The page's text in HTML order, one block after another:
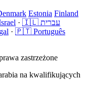
Estonia Finland
·
🇮🇱 עברית
· 🇵🇹 Português
zastrzeżone
na kwalifikujących